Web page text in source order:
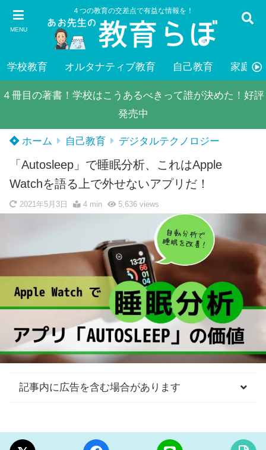
MENU
４つの教育の交差点で有益な情報を！
学校教育 オルタナティブ教育 自己教育 家庭教
４冊目の著書！学校はこうあるべきって誰が決めた！好評
発売中
ホーム 自己教育 デジタルテクノロジー
「Autosleep」で睡眠分析、これはApple
Watchを語る上で外せないアプリだ！
2021年5月3日 4 min 5,636views
記事内に広告を含む場合があります